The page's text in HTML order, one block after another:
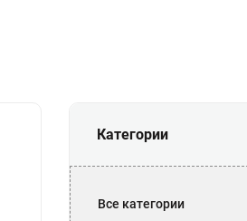
Категории
Все категории